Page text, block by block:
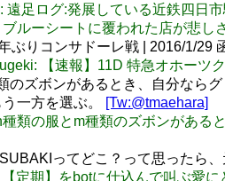
遠足ログ:発展している近鉄四日
ルーシートに覆われた店が悲
ぶりコンサドーレ戦 | 2016/1/29
【速報】11D 特急オホーツ
のズボンがあるとき、自分なら
一方を選ぶ。
[Tw:@tmaehara]
類の服とm種類のズボンがある
ってどこ？って思ったら
定期】をbotに仕込んで叫ぶ愛